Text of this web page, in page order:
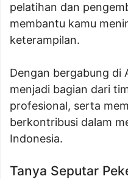
pelatihan dan
membantu kamu
keterampilan.
Dengan bergabung di
menjadi bagian dari
profesional, serta
berkontribusi dalam
Indonesia.
Tanya Seputar